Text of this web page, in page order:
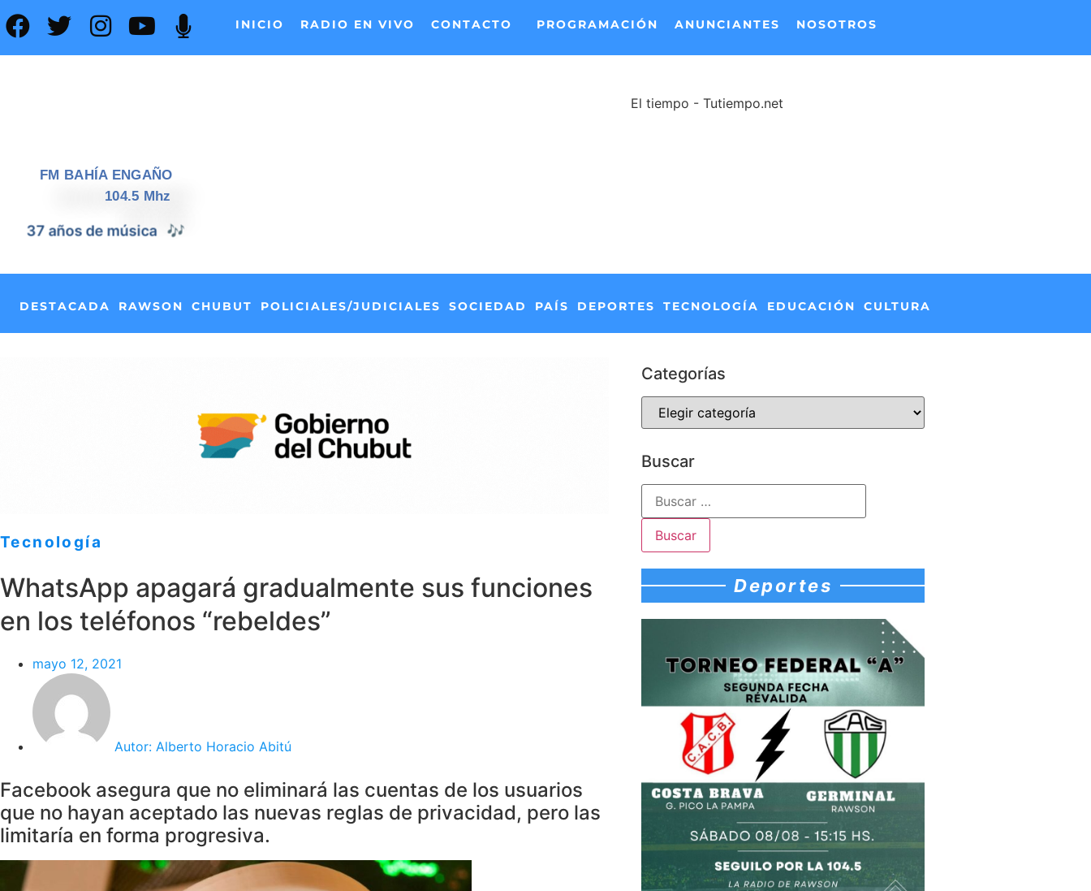
INICIO RADIO EN VIVO CONTACTO PROGRAMACIÓN ANUNCIANTES NOSOTROS
FM BAHÍA ENGAÑO
104.5 Mhz
37 años de noticias 📰
El tiempo - Tutiempo.net
DESTACADA RAWSON CHUBUT POLICIALES/JUDICIALES SOCIEDAD PAÍS DEPORTES TECNOLOGÍA EDUCACIÓN CULTURA
Tecnología
WhatsApp apagará gradualmente sus funciones
en los teléfonos “rebeldes”
mayo 12, 2021
Autor: Alberto Horacio Abitú
Facebook asegura que no eliminará las cuentas de los usuarios
que no hayan aceptado las nuevas reglas de privacidad, pero las
limitaría en forma progresiva.
Categorías
Buscar
Deportes